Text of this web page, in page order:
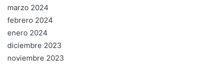
marzo 2024
febrero 2024
enero 2024
diciembre 2023
noviembre 2023